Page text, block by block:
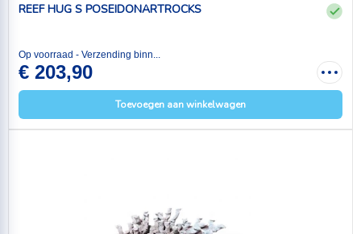
REEF HUG S POSEIDONARTROCKS
Op voorraad - Verzending binn...
€ 203,90
Toevoegen aan winkelwagen